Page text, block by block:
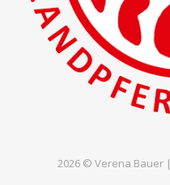
2026 © Verena Bauer |